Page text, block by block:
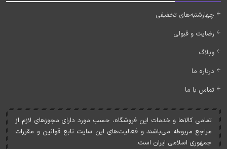
چهارشنبه‌های تخفیفی
رضایت و قبولی
وبلاگ
درباره ما
تماس با ما
تمامی کالاها و خدمات اين فروشگاه، حسب مورد دارای مجوزهای لازم از
مراجع مربوطه می‌باشند و فعاليت‌های اين سايت تابع قوانين و مقررات
جمهوری اسلامی ايران است.